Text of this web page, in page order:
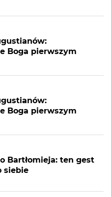
Boga pierwszym
Boga pierwszym
Bartłomieja: ten gest
siebie